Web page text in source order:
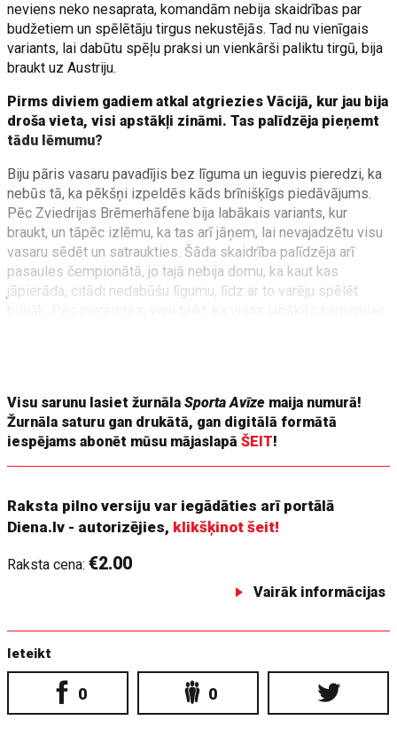
neviens neko nesaprata, komandām nebija skaidrības par
budžetiem un spēlētāju tirgus nekustējās. Tad nu vienīgais
variants, lai dabūtu spēļu praksi un vienkārši paliktu tirgū, bija
braukt uz Austriju.
Pirms diviem gadiem atkal atgriezies Vācijā, kur jau bija
droša vieta, visi apstākļi zināmi. Tas palīdzēja pieņemt
tādu lēmumu?
Biju pāris vasaru pavadījis bez līguma un ieguvis pieredzi, ka
nebūs tā, ka pēkšņi izpeldēs kāds brīnišķīgs piedāvājums.
Pēc Zviedrijas Brēmerhāfene bija labākais variants, kur
braukt, un tāpēc izlēmu, ka tas arī jāņem, lai nevajadzētu visu
vasaru sēdēt un satraukties. Šāda skaidrība palīdzēja arī
pasaules čempionātā, jo tajā nebija domu, ka kaut kas
jāpierāda, citādi nedabūšu līgumu, līdz ar to varēju spēlēt
Visu sarunu lasiet žurnālaSporta Avīze maija numurā!
Žurnāla saturu gan drukātā, gan digitālā formātā
iespējams abonēt mūsu mājaslapāŠEIT!
Raksta pilno versiju var iegādāties arī portālā
Diena.lv - autorizējies, klikšķinot šeit!
Raksta cena:€2.00
Vairāk informācijas
Ieteikt
0 0